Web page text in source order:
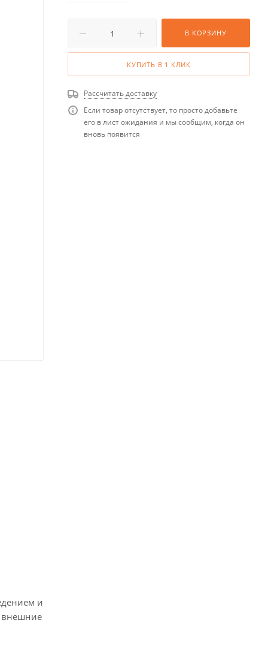
и
внешние
В КОРЗИНУ
КУПИТЬ В 1 КЛИК
Рассчитать доставку
Если товар отсутствует, то просто добавьте
его в лист ожидания и мы сообщим, когда он
вновь появится